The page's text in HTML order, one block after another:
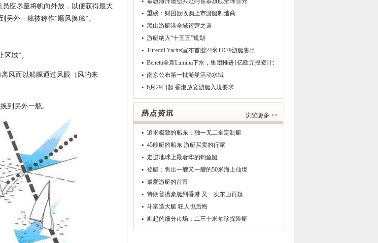
应尽量将帆向外放，以便获得最大
外一舷被称作“顺风换舷”。
域”。
风而以船艉通过风眼（风的来
到另外一舷。
重磅：财团欲收购上市游艇制造商
黑山游艇港全域运营之道
游艇纳入“十五五”规划
Tureddi Yachts宣布首艘24米TD79游艇售出
Benetti全新Lumina下水，集团推进1亿欧元投资计划
南京公布第一批游艇活动水域
6月29日起 香港放宽游艇入境要求
浏览更多 >>
追求极致的船东：独一无二全定制艇
45艘艇的船东 游艇买卖的行家
走进地球上最奢华的钓鱼艇
登艇：售出一艘又一艘的50米海上仙境
最爱游艇的首富
特朗普携豪艇到香港 又一次东山再起
斗富造大艇 狂人也后悔
崛起的细分市场：二三十米袖珍探险艇